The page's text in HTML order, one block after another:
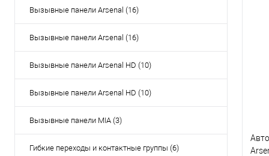
Вызывные панели Arsenal (16)
Вызывные панели Arsenal (16)
Вызывные панели Arsenal HD (10)
Вызывные панели Arsenal HD (10)
Вызывные панели MIA (3)
Гибкие переходы и контактные группы (6)